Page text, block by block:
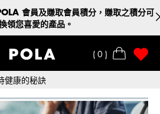
0
會員及賺取會員積分，賺取之積分可
領您喜愛的產品。
可獲贈夏日皇牌保養禮遇 (1套3件)
健康的秘訣